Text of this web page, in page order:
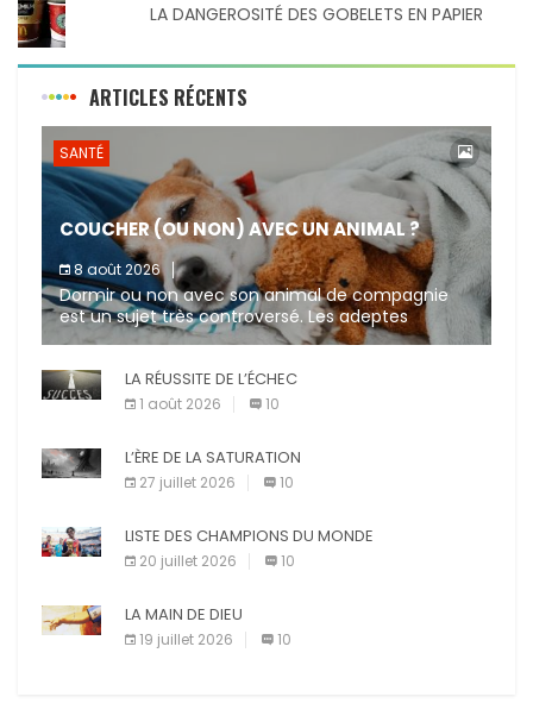
LA DANGEROSITÉ DES GOBELETS EN PAPIER
ARTICLES RÉCENTS
SANTÉ
COUCHER (OU NON) AVEC UN ANIMAL ?
8 août 2026
Dormir ou non avec son animal de compagnie
est un sujet très controversé. Les adeptes
affirment que la présence de leur compagnon à
LA RÉUSSITE DE L’ÉCHEC
1 août 2026 10
L’ÈRE DE LA SATURATION
27 juillet 2026 10
LISTE DES CHAMPIONS DU MONDE
20 juillet 2026 10
LA MAIN DE DIEU
19 juillet 2026 10